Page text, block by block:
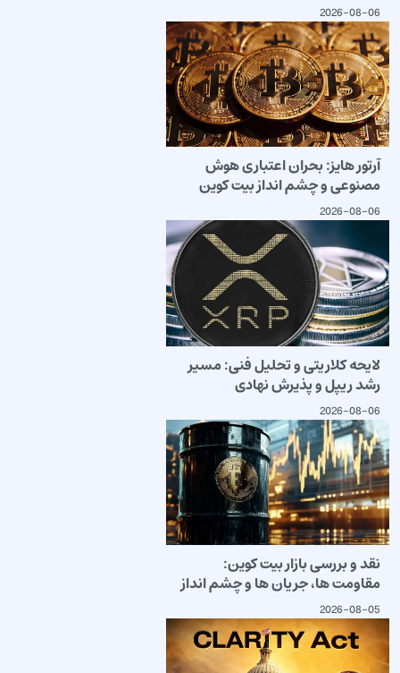
2026-08-06
آرتور هایز: بحران اعتباری هوش
مصنوعی و چشم انداز بیت کوین
2026-08-06
لایحه کلاریتی و تحلیل فنی: مسیر
رشد ریپل و پذیرش نهادی
2026-08-06
نقد و بررسی بازار بیت کوین:
مقاومت ها، جریان ها و چشم انداز
2026-08-05